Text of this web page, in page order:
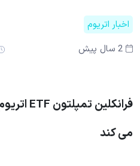
اخبار اتریوم
2 سال پیش
می کند